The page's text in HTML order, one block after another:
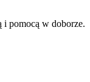
i pomocą w doborze.